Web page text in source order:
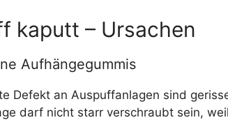
kaputt – Ursachen
Aufhängegummis
Defekt an Auspuffanlagen sind
darf nicht starr verschraubt sein,